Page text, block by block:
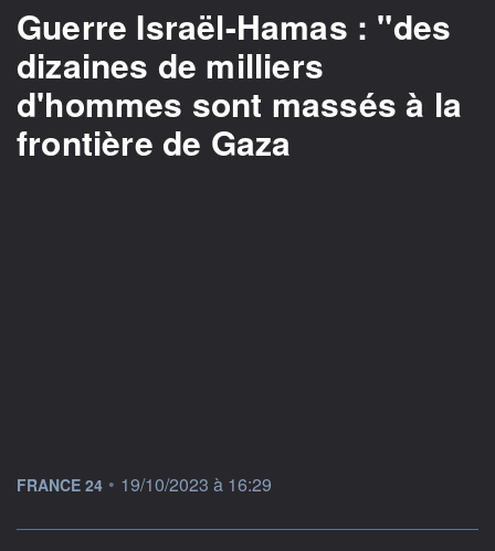
Guerre Israël-Hamas : "des
dizaines de milliers
d'hommes sont massés à la
frontière de Gaza
information fournie par
FRANCE 24 • 19/10/2023 à 16:29